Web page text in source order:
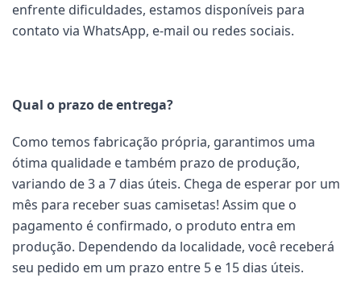
enfrente dificuldades, estamos disponíveis para
contato via WhatsApp, e-mail ou redes sociais.
Qual o prazo de entrega?
Como temos fabricação própria, garantimos uma
ótima qualidade e também prazo de produção,
variando de 3 a 7 dias úteis. Chega de esperar por um
mês para receber suas camisetas! Assim que o
pagamento é confirmado, o produto entra em
produção. Dependendo da localidade, você receberá
seu pedido em um prazo entre 5 e 15 dias úteis.